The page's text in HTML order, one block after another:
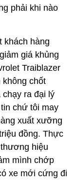
phải khi nào
khách hàng
giá khủng
Traiblazer
không chốt
ra đại lý
chứ tôi may
xuất xưỡng
đồng. Thực
hiệu
mình chớp
xe mới cứng đi